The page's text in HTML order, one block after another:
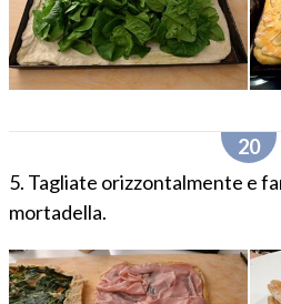
5. Tagliate orizzontalmente e
mortadella.